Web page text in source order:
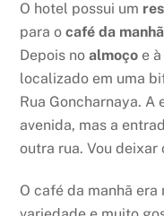
O hotel possui um
para ocafé da manhã
Depois noalmoço e
localizado em uma
Rua Goncharnaya.
avenida, mas a
outra rua. Vou deixar
O café da manhã